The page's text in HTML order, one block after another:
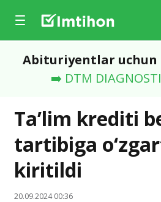
Abituriyentlar
➡️ DTM
Ta’lim krediti
tartibiga
kiritildi
20.09.2024 00:36